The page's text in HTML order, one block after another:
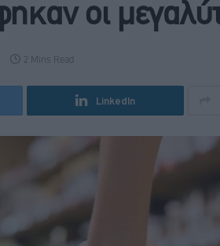
οι
2 Mins Read
LinkedIn